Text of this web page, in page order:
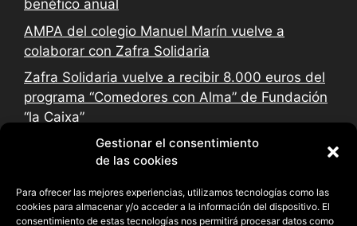
Gestionar el consentimiento
de las cookies
Para ofrecer las mejores experiencias, utilizamos tecnologías como las
cookies para almacenar y/o acceder a la información del dispositivo. El
consentimiento de estas tecnologías nos permitirá procesar datos como
benéfico anual
AMPA del colegio Manuel Marín vuelve a
colaborar con Zafra Solidaria
Zafra Solidaria vuelve a recibir 8.000 euros del
programa “Comedores con Alma” de Fundación
“la Caixa”